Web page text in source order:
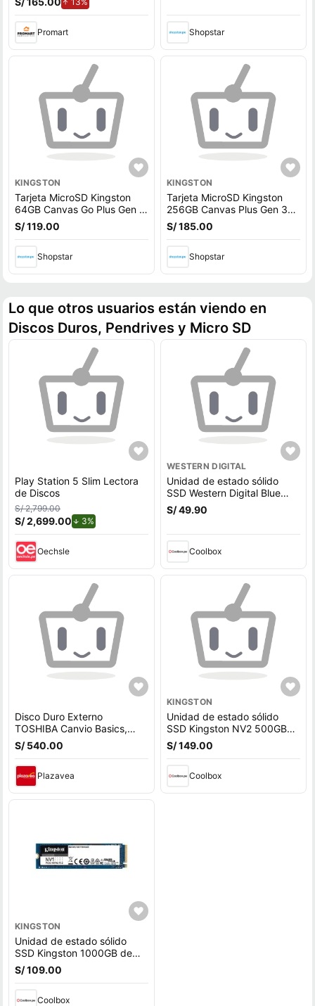
Promart Shopstar
KINGSTON
Tarjeta MicroSD Kingston
64GB Canvas Go Plus Gen 4
200Mbps A2 U3
S/ 119.00
Shopstar
KINGSTON
Tarjeta MicroSD Kingston
256GB Canvas Plus Gen 3
150Mbps A1
S/ 185.00
Shopstar
Lo que otros usuarios están viendo en
Discos Duros, Pendrives y Micro SD
Play Station 5 Slim Lectora
de Discos
S/ 2,799.00
S/ 2,699.00 3%
Oechsle
WESTERN DIGITAL
Unidad de estado sólido
SSD Western Digital Blue
SN570 500GB, M.2, NVMe,
PCIe 3.0
S/ 49.90
Coolbox
Disco Duro Externo
TOSHIBA Canvio Basics,
4TB, USB 3.0.
HD4TBTO440XK3AA
S/ 540.00
Plazavea
KINGSTON
Unidad de estado sólido
SSD Kingston NV2 500GB
de capacidad, M.2, NVMe,
PCIe 4.0
S/ 149.00
Coolbox
KINGSTON
Unidad de estado sólido
SSD Kingston 1000GB de
capacidad, M.2, NVMe, PCIe
3.0
S/ 109.00
Coolbox